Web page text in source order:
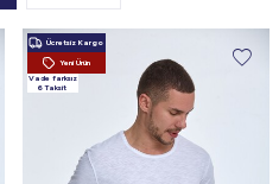
Ücretsiz Kargo
Yeni Ürün
Vade farksız
6 Taksit